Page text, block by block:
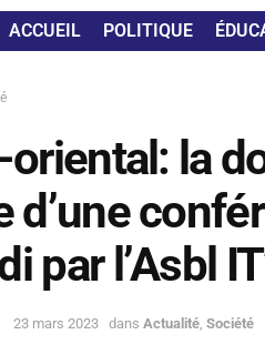
ACCUEIL POLITIQUE
la
d’une
par l’Asbl
23 mars 2023 dans Actualité Société